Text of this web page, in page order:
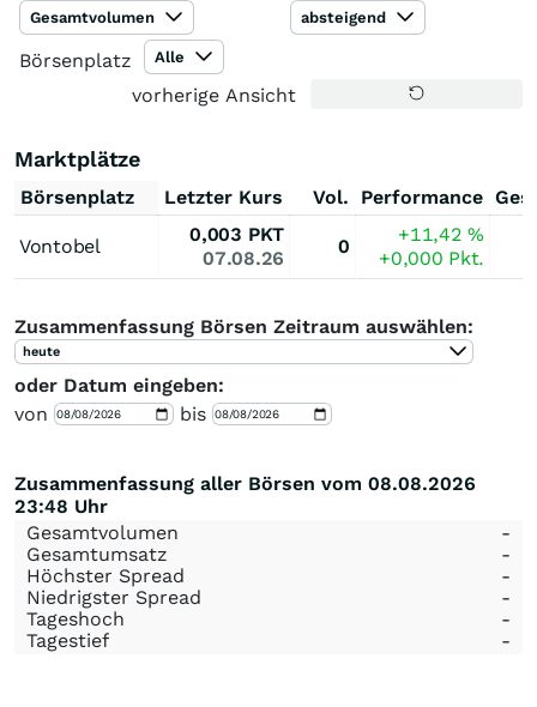
Gesamtvolumen absteigend
Börsenplatz Alle
vorherige Ansicht
Marktplätze
Börsenplatz Letzter Kurs Vol. Performance
Vontobel
0,003 PKT
07.08.26
0
+11,42%
+0,000 Pkt.
Zusammenfassung Börsen Zeitraum auswählen:
heute
oder Datum eingeben:
von
bis
Zusammenfassung aller Börsen vom 08.08.2026
23:48 Uhr
Gesamtvolumen
-
Gesamtumsatz
-
Höchster Spread
-
Niedrigster Spread
-
Tageshoch
-
Tagestief
-